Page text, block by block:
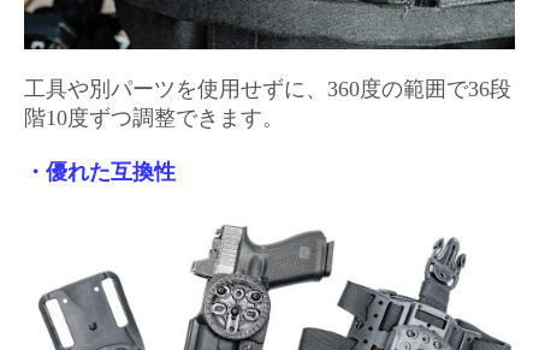
工具や別パーツを使用せずに、360度の範囲で36段
階10度ずつ調整できます。
・優れた互換性